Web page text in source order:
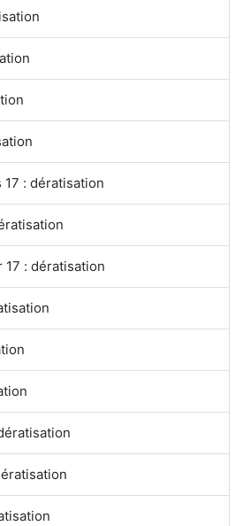
: dératisation
: dératisation